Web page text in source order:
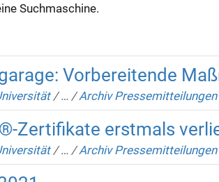
Suchmaschine.
Vorbereitende
/… /Archiv Pressemitteilungen
Zertifikate erstmals
/… /Archiv Pressemitteilungen